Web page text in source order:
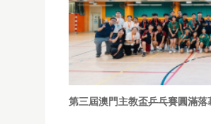
第三屆澳門主教盃乒乓賽圓滿落